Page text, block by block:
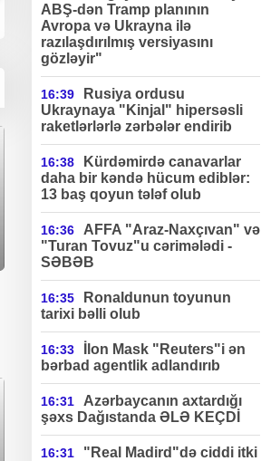
ABŞ-dən Tramp planının
Avropa və Ukrayna ilə
razılaşdırılmış versiyasını
gözləyir"
16:39
Rusiya ordusu
Ukraynaya "Kinjal" hipersəsli
raketlərlərlə zərbələr endirib
16:38
Kürdəmirdə canavarlar
daha bir kəndə hücum ediblər:
13 baş qoyun tələf olub
16:36
AFFA "Araz-Naxçıvan" və
"Turan Tovuz"u cərimələdi -
SƏBƏB
16:35
Ronaldunun toyunun
tarixi bəlli olub
16:33
İlon Mask "Reuters"i ən
bərbad agentlik adlandırıb
16:31
Azərbaycanın axtardığı
şəxs Dağıstanda ƏLƏ KEÇDİ
16:31
"Real Madird"də ciddi itki